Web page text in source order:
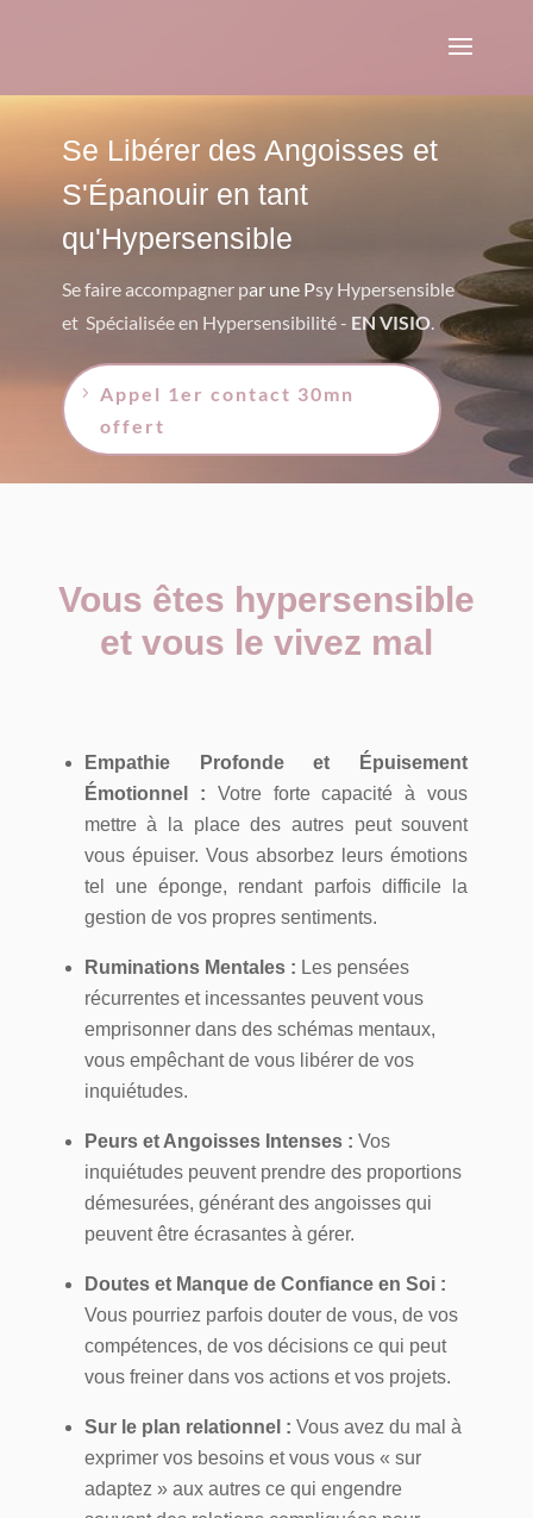
Se Libérer des Angoisses et
S'Épanouir en tant
qu'Hypersensible
Se faire accompagner par une Psy Hypersensible
et Spécialisée en Hypersensibilité- EN VISIO.
Appel 1er contact 30mn
offert
Vous êtes hypersensible
et vous le vivez mal
Empathie Profonde et Épuisement
Émotionnel : Votre forte capacité à vous
mettre à la place des autres peut souvent
vous épuiser. Vous absorbez leurs émotions
tel une éponge, rendant parfois difficile la
gestion de vos propres sentiments.
Ruminations Mentales : Les pensées
récurrentes et incessantes peuvent vous
emprisonner dans des schémas mentaux,
vous empêchant de vous libérer de vos
inquiétudes.
Peurs et Angoisses Intenses : Vos
inquiétudes peuvent prendre des proportions
démesurées, générant des angoisses qui
peuvent être écrasantes à gérer.
Doutes et Manque de Confiance en Soi :
Vous pourriez parfois douter de vous, de vos
compétences, de vos décisions ce qui peut
vous freiner dans vos actions et vos projets.
Sur le plan relationnel : Vous avez du mal à
exprimer vos besoins et vous vous « sur
adaptez » aux autres ce qui engendre